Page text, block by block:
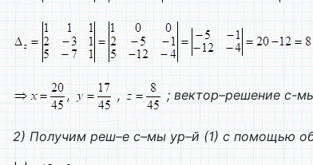
, , ; вектор–решение с-
2) Получим реш–е с–мы ур–й (1) с помощью